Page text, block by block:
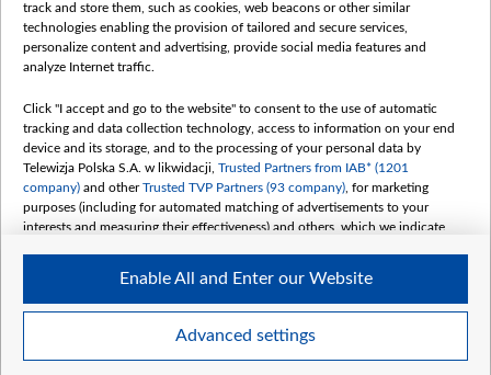
Белсат news
Белсат Life
Belsat English
Biełsat PL
Белсат Now
Белсат Shorts
Белсат History
Белсат Music
Белсат Doc
My consents
track and store them, such as cookies, web beacons or other similar
technologies enabling the provision of tailored and secure services,
personalize content and advertising, provide social media features and
analyze Internet traffic.
Click "I accept and go to the website" to consent to the use of automatic
tracking and data collection technology, access to information on your end
device and its storage, and to the processing of your personal data by
Telewizja Polska S.A. w likwidacji, Trusted Partners from IAB* (1201
company) and otherTrusted TVP Partners (93 company) , for marketing
purposes (including for automated matching of advertisements to your
interests and measuring their effectiveness) and others, which we indicate
The purposes of processing your data by TVP S.A. w likwidacji are as
follows:
Use limited data to select advertising
Create profiles for personalised advertising
Advanced settings
Enable All and Enter our Website